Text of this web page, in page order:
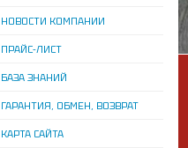
НОВОСТИ КОМПАНИИ
ПРАЙС-ЛИСТ
БАЗА ЗНАНИЙ
ГАРАНТИЯ, ОБМЕН, ВОЗВРАТ
КАРТА САЙТА